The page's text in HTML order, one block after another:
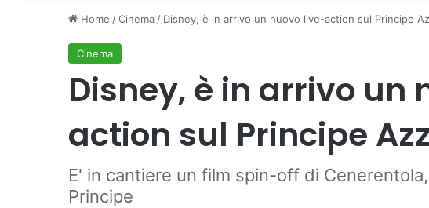
Home /Cinema / Disney, è in arrivo un nuovo live-action sul Principe
Cinema
Disney, è in arrivo un
action sul Principe
E' in cantiere un film spin-off di
Principe